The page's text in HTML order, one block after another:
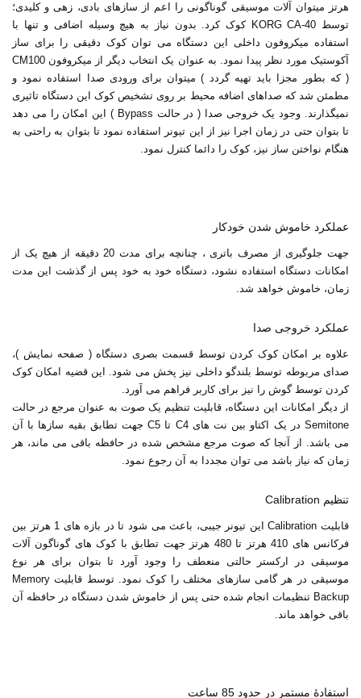
هرتز میتوان آلات موسیقی گوناگونی را اعم از سازهای بادی، زهی و کلیدی؛
توسط KORG CA-40 کوک کرد. بدون نیاز به هیچ وسیله اضافی و تنها با
استفاده میکروفون داخلی این دستگاه می توان کوک دقیقی را برای ساز
آکوستیک مورد نظر پیدا نمود. به عنوان یک انتخاب دیگر از میکروفون CM100
( که بطور مجزا باید تهیه گردد ) میتوان برای ورودی صدا استفاده نمود و
مطمئن شد که صداهای اضافه محیط بر روی تشخیص کوک این دستگاه تاثیری
نمیگذارند. وجود یک خروجی صدا ( در حالت Bypass ) این امکان را می دهد
تا بتوان حتی در زمان اجرا نیز از این تیونر استفاده نمود تا بتوان به راحتی به
هنگام نواختن ساز نیز، کوک را دائما کنترل نمود.
عملکرد خاموش شدن خودکار
جهت جلوگیری از مصرف باتری ، چنانچه برای مدت 20 دقیقه از هیچ یک از
امکانات دستگاه استفاده نشود، دستگاه خود به خود پس از گذشت این مدت
زمان، خاموش خواهد شد.
عملکرد خروجی صدا
علاوه بر امکان کوک کردن توسط قسمت بصری دستگاه ( صفحه نمایش )،
صدای مربوطه توسط بلندگو داخلی نیز پخش می شود. این قضیه امکان کوک
کردن توسط گوش را نیز برای کاربر فراهم می آورد.
از دیگر امکانات این دستگاه، قابلیت تنظیم یک صوت به عنوان مرجع در حالت
Semitone در یک اکتاو بین نت های C4 تا C5 جهت تطابق بقیه سازها با آن
می باشد. از آنجا که صوت مرجع مشخص شده در حافظه باقی می ماند، هر
زمان که نیاز باشد می توان مجددا به آن رجوع نمود.
تنظیم Calibration
قابلیت Calibration این تیونر جیبی، باعث می شود تا در بازه های 1 هرتز بین
فرکانس های 410 هرتز تا 480 هرتز جهت تطابق با کوک های گوناگون آلات
موسیقی در ارکستر حالتی منعطف را وجود آورد تا بتوان برای هر نوع
موسیقی در هر گامی سازهای مختلف را کوک نمود. توسط قابلیت Memory
Backup تنظیمات انجام شده حتی پس از خاموش شدن دستگاه در حافظه آن
باقی خواهد ماند.
استفادۀ مستمر در حدود 85 ساعت